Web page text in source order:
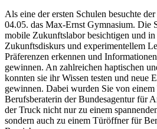
Als eine der ersten Schulen besuchte
04.05. das Max-Ernst Gymnasium. Die
mobile Zukunftslabor besichtigen und
Zukunftsdiskurs und experimentellem
Präferenzen erkennen und
gewinnen. An zahlreichen haptischen
konnten sie ihr Wissen testen und neue
gewinnen. Dabei wurden Sie von
Berufsberaterin der Bundesagentur für
der Truck nicht nur zu einem
sondern auch zu einem Türöffner für